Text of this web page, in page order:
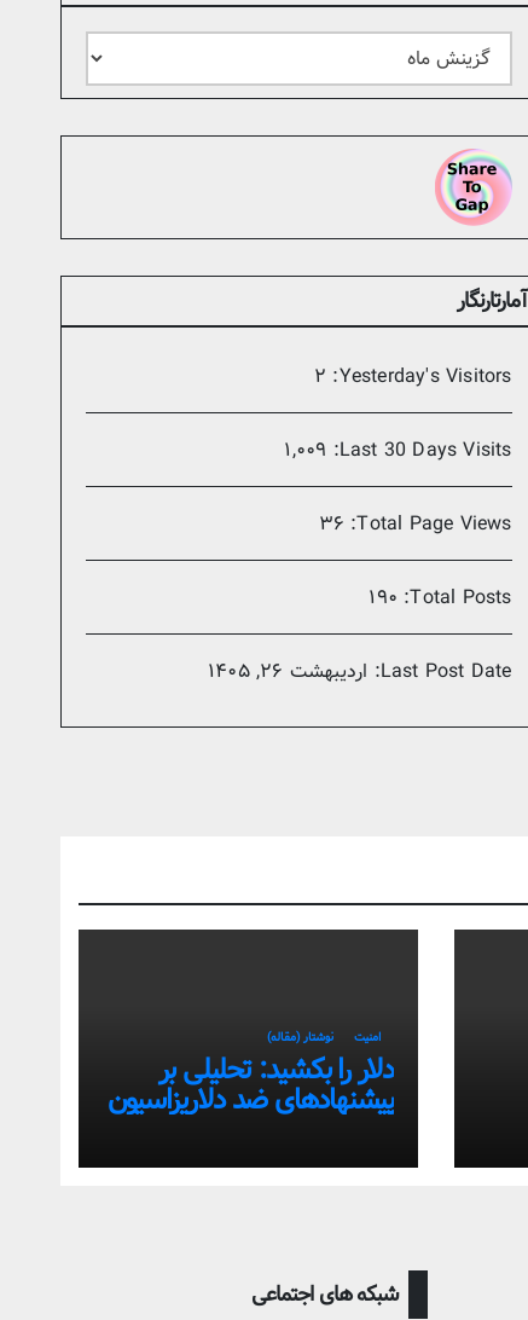
بایگانی
ماهانه
آمارتارنگار
Yesterday's Visitors: ۲
Last 30 Days Visits: ۱,۰۰۹
Total Page Views: ۳۶
Total Posts: ۱۹۰
Last Post Date: اردیبهشت ۲۶, ۱۴۰۵
امنیت نوشتار (مقاله)
دلار را بکشید: تحلیلی بر
پیشنهادهای ضد دلاریزاسیون
اقتصاد ایران
شبکه های اجتماعی